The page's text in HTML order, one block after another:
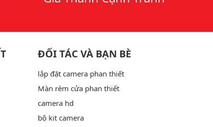
ĐỐI TÁC VÀ BẠN BÈ
lắp đặt camera phan thiết
Màn rèm cửa phan thiết
camera hd
bộ kit camera